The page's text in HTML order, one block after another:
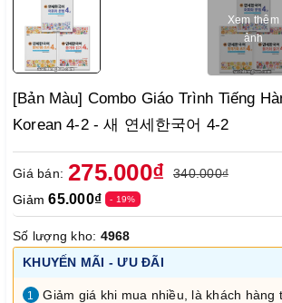
Xem thêm
ảnh
[Bản Màu] Combo Giáo Trình Tiếng
Korean 4-2 - 새 연세한국어 4-2
Giá bán: 275.000₫
340.000₫
Giảm65.000₫ - 19%
Số lượng kho: 4968
KHUYẾN MÃI - ƯU ĐÃI
1 Giảm giá khi mua nhiều, là khách hàng